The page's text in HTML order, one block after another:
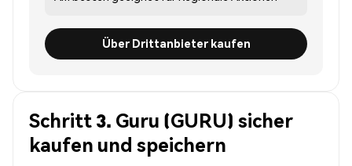
Über Drittanbieter kaufen
Schritt 3. Guru (GURU) sicher
kaufen und speichern